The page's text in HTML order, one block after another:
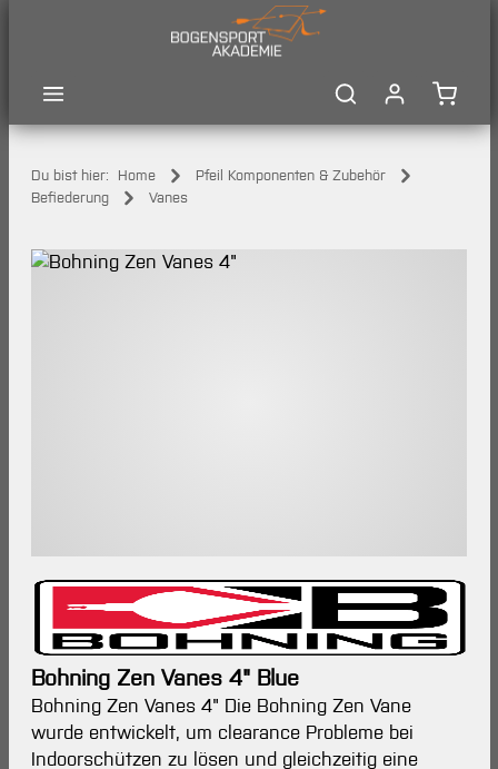
Du bist hier: Home
Pfeil Komponenten & Zubehör
Befiederung
Vanes
Bildergalerie überspringen
Bohning Zen Vanes 4" Blue
Bohning Zen Vanes 4" Die Bohning Zen Vane
wurde entwickelt, um clearance Probleme bei
Indoorschützen zu lösen und gleichzeitig eine